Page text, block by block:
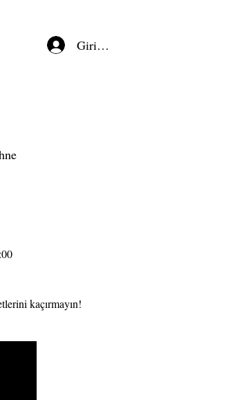
Giriş/Kayıt
kaçırmayın!